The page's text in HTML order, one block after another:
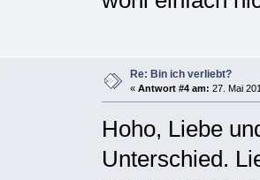
Re: Bin ich verliebt?
« Antwort #4 am: 27. Mai
Hoho, Liebe
Unterschied.